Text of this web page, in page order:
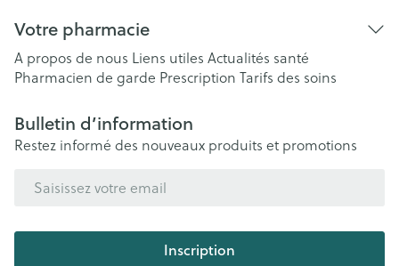
Votre pharmacie
A propos de nous Liens utiles Actualités santé
Pharmacien de garde Prescription Tarifs des soins
Bulletin d’information
Restez informé des nouveaux produits et promotions
Inscription